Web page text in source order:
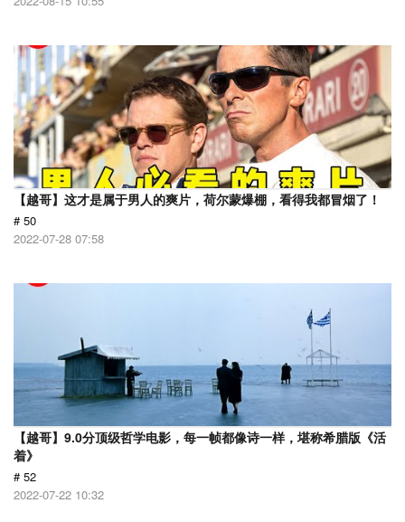
【越哥】这才是属于男人的爽片，荷尔蒙爆棚，看得我都冒烟了！
# 50
2022-07-28 07:58
【越哥】9.0分顶级哲学电影，每一帧都像诗一样，堪称希腊版《活
着》
# 52
2022-07-22 10:32